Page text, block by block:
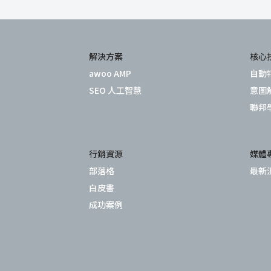
解決方案
awoo AMP
SEO 人工智慧
核心
自動
意圖
聯邦
行銷資源
部落格
白皮書
成功案例
媒體
最新